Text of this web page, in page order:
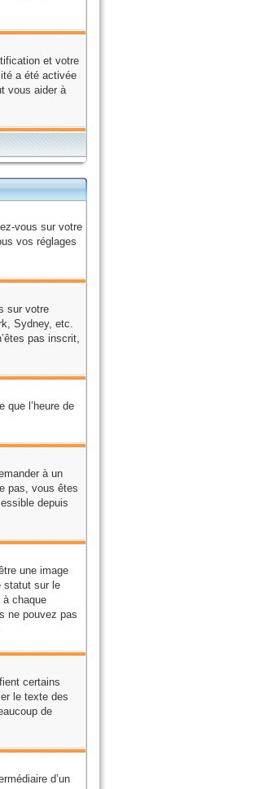
et votre
a été activée
vous aider à
vous sur votre
vos réglages
sur votre
Sydney, etc.
pas inscrit,
que l’heure de
à un
pas, vous êtes
depuis
une image
statut sur le
à chaque
ne pouvez pas
certains
le texte des
de
d’un